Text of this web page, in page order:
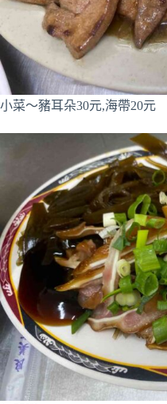
小菜～豬耳朵30元,海帶20元